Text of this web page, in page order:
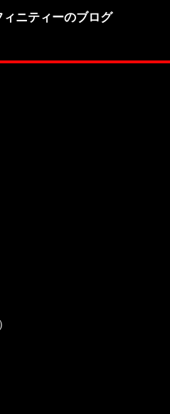
ニティーのブログ